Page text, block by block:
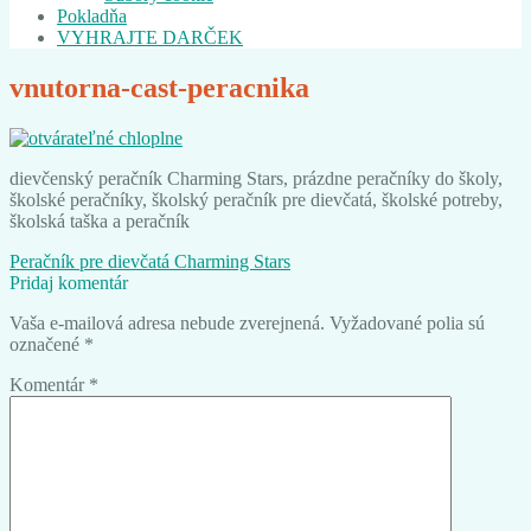
Pokladňa
VYHRAJTE DARČEK
vnutorna-cast-peracnika
dievčenský peračník Charming Stars, prázdne peračníky do školy,
školské peračníky, školský peračník pre dievčatá, školské potreby,
školská taška a peračník
Navigácia
v
článku
Predchádzajúci
článok:
Peračník pre dievčatá Charming Stars
Pridaj komentár
Vaša e-mailová adresa nebude zverejnená. Vyžadované polia sú
označené *
Komentár *